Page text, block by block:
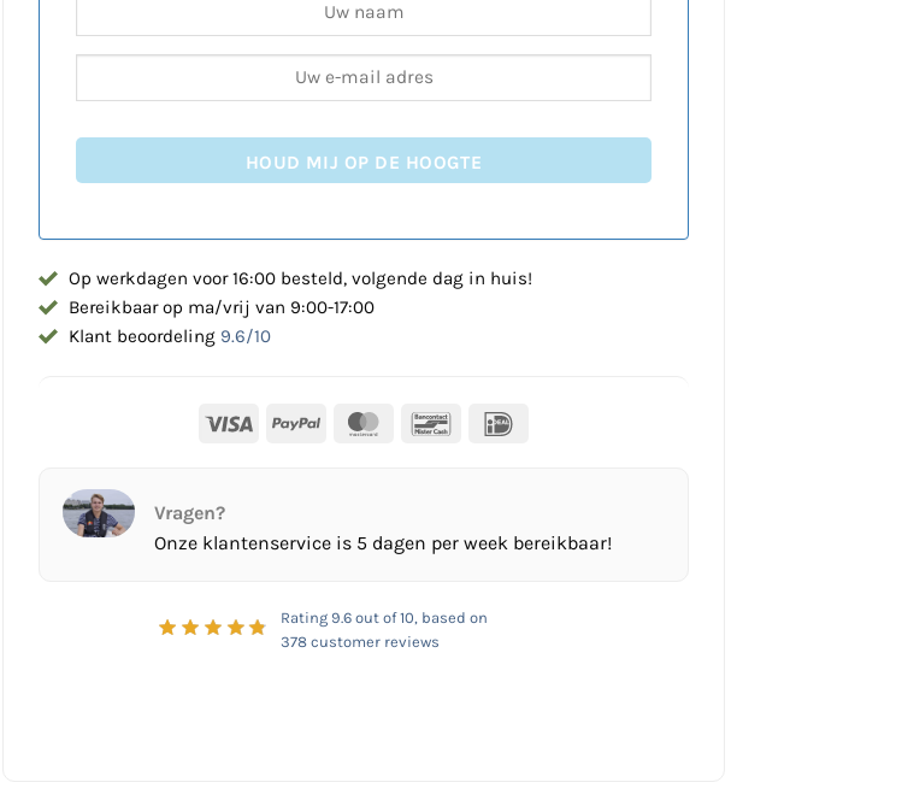
HOUD MIJ OP DE HOOGTE
Op werkdagen voor 16:00 besteld, volgende dag in huis!
Bereikbaar op ma/vrij van 9:00-17:00
Klant beoordeling 9.6/10
Visa PayPal MasterCardBancontact
Vragen?
Onze klantenservice is 5 dagen per week bereikbaar!
Rating 9.6 out of 10, based on
378 customer reviews